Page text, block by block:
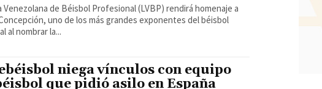
Venezolana de Béisbol Profesional (LVBP) rendirá homenaje a
uno de los más grandes exponentes del béisbol
al nombrar la...
niega vínculos con equipo
que pidió asilo en España